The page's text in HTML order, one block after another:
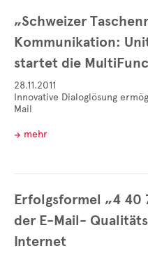
„Schweizer
Kommunikation:
startet die
28.11.2011
Innovative Dialoglösung
Mail
mehr
Erfolgsformel „4 40
der E-Mail-
Internet